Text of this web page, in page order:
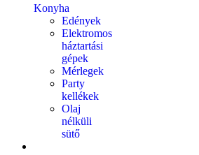
Konyha
Edények
Elektromos
háztartási
gépek
Mérlegek
Party
kellékek
Olaj
nélküli
sütő